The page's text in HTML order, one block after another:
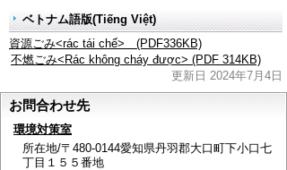
ベトナム語版(Tiếng Việt)
資源ごみ<rác tái chế> (PDF336KB)
不燃ごみ<Rác không cháy được> (PDF 314KB)
更新日 2024年7月4日
お問合わせ先
環境対策室
所在地/〒480-0144愛知県丹羽郡大口町下小口七
丁目１５５番地